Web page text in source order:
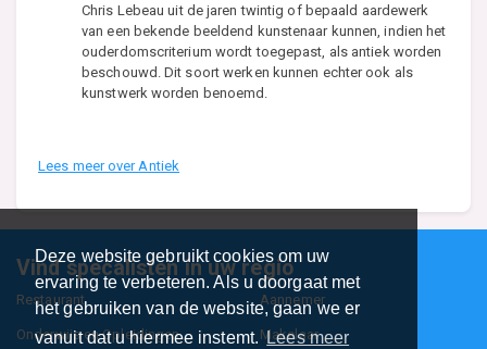
Deze website gebruikt cookies om uw
ervaring te verbeteren. Als u doorgaat met
het gebruiken van de website, gaan we er
vanuit dat u hiermee instemt.Lees meer
Chris Lebeau uit de jaren twintig of bepaald aardewerk
van een bekende beeldend kunstenaar kunnen, indien het
ouderdomscriterium wordt toegepast, als antiek worden
beschouwd. Dit soort werken kunnen echter ook als
kunstwerk worden benoemd.
Lees meer over Antiek
Vind specalisten in uw regio
Restaurant Aannemer
Onderwijs en Opleidingen Makelaar